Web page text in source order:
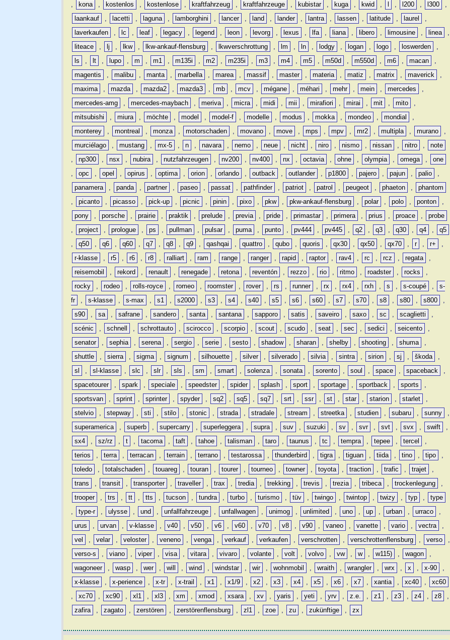
,
kona , kostenlos , kostenlose , kraftfahrzeug , kraftfahrzeuge , kubistar , kuga , kwid , , l200 , l300
,
laankauf
, lacetti , laguna , lamborghini , lancer , land , lander , lantra , lassen , latitude , laurel
,
laverkaufen
, lc , leaf , legacy , legend , leon , levorg , lexus , lfa , liana , libero , limousine , linea
,
liteace
, lj , lkw , lkw-ankauf-flensburg , lkwverschrottung , lm , ln , lodgy , logan , logo , loswerden
,
ls
, lt , lupo , m , m1 , m135i , m2 , m235i , m3 , m4 , m5 , m50d , m550d , m6 , macan
,
magentis
, malibu , manta , marbella , marea , massif , master , materia , matiz , matrix , maverick
,
maxima
, mazda , mazda2 , mazda3 , mb , mcv , mégane , méhari , mehr , mein , mercedes
,
mercedes-amg
, mercedes-maybach , meriva , micra , midi , mii , mirafiori , mirai , mit , mito
,
mitsubishi
, miura , möchte , model , model-f , modelle , modus , mokka , mondeo , mondial
,
monterey
, montreal , monza , motorschaden , movano , move , mps , mpv , mr2 , multipla , murano
,
murciélago
, mustang , mx-5 , n , navara , nemo , neue , nicht , niro , nismo , nissan , nitro ,
note
,
np300 , nsx , nubira , nutzfahrzeugen , nv200 , nv400 , nx , octavia , ohne , olympia , omega ,
one
,
opc , opel , opirus , optima , orion , orlando , outback , outlander , p1800 , pajero , pajun , palio
,
panamera
, panda , partner , paseo , passat , pathfinder , patriot , patrol , peugeot , phaeton ,
phantom
,
picanto , picasso , pick-up , picnic , pinin , pixo , pkw , pkw-ankauf-flensburg , polar , polo , ponton
,
pony
, porsche , prairie , praktik , prelude , previa , pride , primastar , primera , prius , proace ,
probe
,
project , prologue , ps , pullman , pulsar , puma , punto , pv444 , pv445 , q2 , q3 , q30 , q4 ,
q5
,
q50 , q6 , q60 , q7 , q8 , q9 , qashqai , quattro , qubo , quoris , qx30 , qx50 , qx70 , r , r+
,
r-klasse
, r5 , r6 , r8 , ralliart , ram , range , ranger , rapid , raptor , rav4 , rc , rcz , regata
,
reisemobil
, rekord , renault , renegade , retona , reventón , rezzo , rio , ritmo , roadster , rocks
,
rocky
, rodeo , rolls-royce , romeo , roomster , rover , rs , runner , rx , rx4 , rxh , s , s-coupé ,
s-
fr
, s-klasse , s-max , s1 , s2000 , s3 , s4 , s40 , s5 , s6 , s60 , s7 , s70 , s8 , s80 , s800
,
s90
, sa , safrane , sandero , santa , santana , sapporo , satis , saveiro , saxo , sc , scaglietti
,
scénic
, schnell , schrottauto , scirocco , scorpio , scout , scudo , seat , sec , sedici , seicento
,
senator
, sephia , serena , sergio , serie , sesto , shadow , sharan , shelby , shooting , shuma
,
shuttle
, sierra , sigma , signum , silhouette , silver , silverado , silvia , sintra , sirion , sj , škoda
,
sl
, sl-klasse , slc , slr , sls , sm , smart , solenza , sonata , sorento , soul , space , spaceback
,
spacetourer
, spark , speciale , speedster , spider , splash , sport , sportage , sportback , sports
,
sportsvan
, sprint , sprinter , spyder , sq2 , sq5 , sq7 , srt , ssr , st , star , starion , starlet
,
stelvio
, stepway , sti , stilo , stonic , strada , stradale , stream , streetka , studien , subaru , sunny
,
superamerica
, superb , supercarry , superleggera , supra , suv , suzuki , sv , svr , svt , svx , swift
,
sx4
, sz/rz , t , tacoma , taft , tahoe , talisman , taro , taunus , tc , tempra , tepee , tercel
,
terios
, terra , terracan , terrain , terrano , testarossa , thunderbird , tigra , tiguan , tiida , tino , tipo
,
toledo
, totalschaden , touareg , touran , tourer , tourneo , towner , toyota , traction , trafic , trajet
,
trans
, transit , transporter , traveller , trax , tredia , trekking , trevis , trezia , tribeca , trockenlegung
,
trooper
, trs , tt , tts , tucson , tundra , turbo , turismo , tüv , twingo , twintop , twizy , typ ,
type
,
type-r , ulysse , und , unfallfahrzeuge , unfallwagen , unimog , unlimited , uno , up , urban , urraco
,
urus
, urvan , v-klasse , v40 , v50 , v6 , v60 , v70 , v8 , v90 , vaneo , vanette , vario , vectra
,
vel
, velar , veloster , veneno , venga , verkauf , verkaufen , verschrotten , verschrottenflensburg , verso
,
verso-s
, viano , viper , visa , vitara , vivaro , volante , volt , volvo , vw , w , w115) , wagon
,
wagoneer
, wasp , wer , will , wind , windstar , wir , wohnmobil , wraith , wrangler , wrx , x , x-90
,
x-klasse
, x-perience , x-tr , x-trail , x1 , x1/9 , x2 , x3 , x4 , x5 , x6 , x7 , xantia , xc40 ,
xc60
,
xc70 , xc90 , xl1 , xl3 , xm , xmod , xsara , xv , yaris , yeti , yrv , z.e. , z1 , z3 , z4 , z8
,
zafira
, zagato , zerstören , zerstörenflensburg , zl1 , zoe , zu , zukünftige , zx